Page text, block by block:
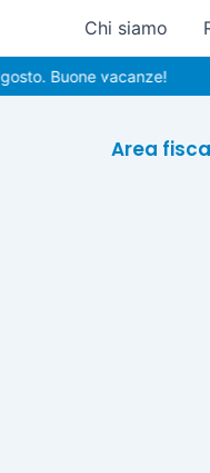
Chi siamo
Buone vacanze!
Area